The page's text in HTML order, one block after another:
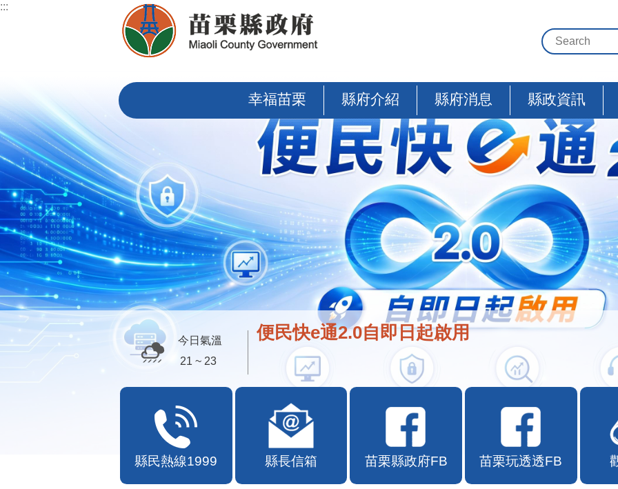
跳到主要內容區塊
:::
幸福苗栗 縣府介紹 縣府消息 縣政資訊
便民快e通2.0自即日起啟用
今日氣溫
27 ~ 29
縣民熱線1999 縣長信箱 苗栗縣政府FB 苗栗玩透透FB